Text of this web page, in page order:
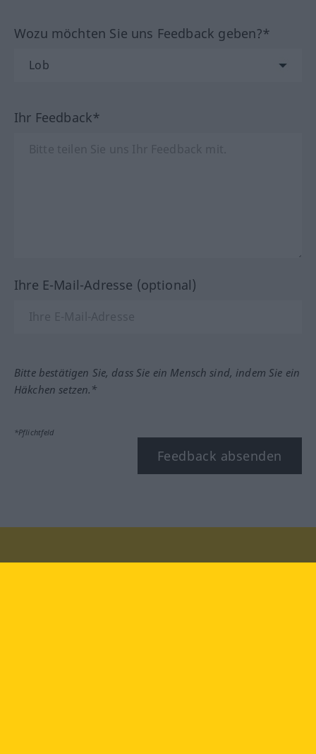
Wozu möchten Sie uns Feedback geben?*
Ihr Feedback*
Ihre E-Mail-Adresse (optional)
Bitte bestätigen Sie, dass Sie ein Mensch sind, indem Sie ein
Häkchen setzen.*
*Pflichtfeld
Feedback absenden